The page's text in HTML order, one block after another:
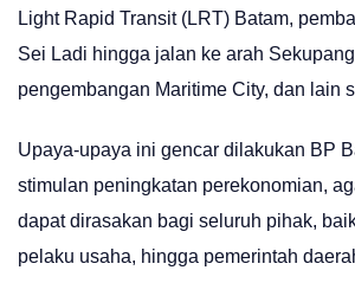
Light Rapid Transit (LRT) Batam,
Sei Ladi hingga jalan ke arah
pengembangan Maritime City, dan lain
Upaya-upaya ini gencar dilakukan BP
stimulan peningkatan perekonomian,
dapat dirasakan bagi seluruh pihak,
pelaku usaha, hingga pemerintah